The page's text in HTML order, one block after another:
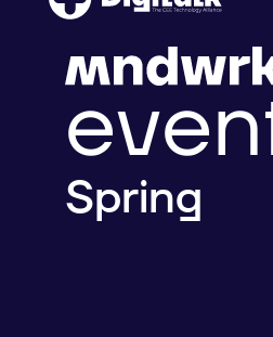
Spring